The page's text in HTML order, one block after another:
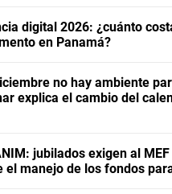
digital 2026: ¿cuánto
en Panamá?
no hay ambiente
explica el cambio del
jubilados exigen al
el manejo de los fondos